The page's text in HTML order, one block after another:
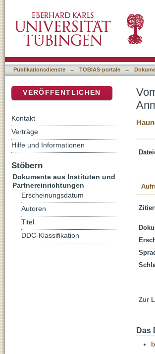
Debatte
Publikationsdienste → TOBIAS-portale →
Zur
Das
VERÖFFENTLICHEN
Kontakt
Verträge
Hilfe und Informationen
Stöbern
Dokumente aus Instituten und
Partnereinrichtungen
Erscheinungsdatum
Autoren
Titel
DDC-Klassifikation